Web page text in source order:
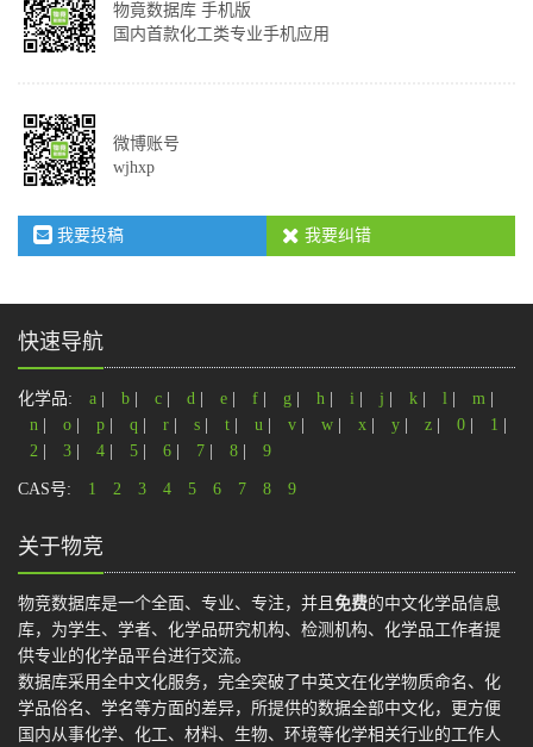
物竟数据库 手机版
国内首款化工类专业手机应用
微博账号
wjhxp
我要投稿 我要纠错
快速导航
化学品: a b c d e f g h i j k l m
n
o p q r s t u v w x y z 0 1
2
3 4 5 6 7 8 9
CAS号: 1 2 3 4 5 6 7 8 9
关于物竞
物竞数据库是一个全面、专业、专注，并且 免费的中文化学品信息
库，为学生、学者、化学品研究机构、检测机构、化学品工作者提
供专业的化学品平台进行交流。
数据库采用全中文化服务，完全突破了中英文在化学物质命名、化
学品俗名、学名等方面的差异，所提供的数据全部中文化，更方便
国内从事化学、化工、材料、生物、环境等化学相关行业的工作人